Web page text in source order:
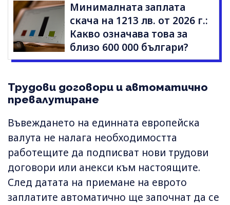
Минималната заплата
скача на 1213 лв. от 2026 г.:
Какво означава това за
близо 600 000 българи?
Трудови договори и автоматично
превалутиране
Въвеждането на единната европейска
валута не налага необходимостта
работещите да подписват нови трудови
договори или анекси към настоящите.
След датата на приемане на еврото
заплатите автоматично ще започнат да се